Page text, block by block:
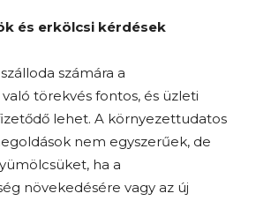
és erkölcsi kérdések
számára a
törekvés fontos, és üzleti
lehet. A környezettudatos
nem egyszerűek, de
ha a
növekedésére vagy az új